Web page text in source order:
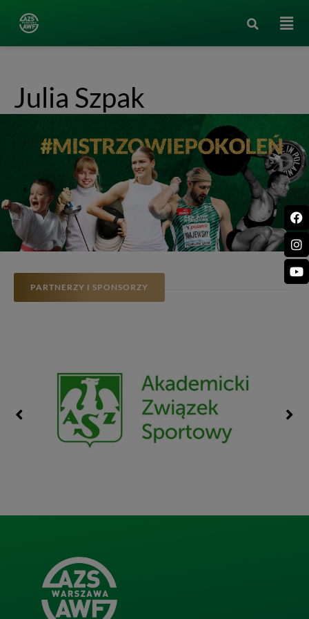
Julia Szpak
PARTNERZY I SPONSORZY